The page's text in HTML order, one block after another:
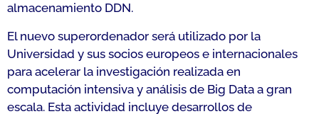
almacenamiento DDN.
El nuevo superordenador será utilizado por la
Universidad y sus socios europeos e internacionales
para acelerar la investigación realizada en
computación intensiva y análisis de Big Data a gran
escala. Esta actividad incluye desarrollos de